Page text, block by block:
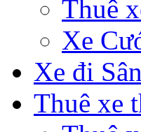
Thuê
Xe
Xe đi
Thuê xe